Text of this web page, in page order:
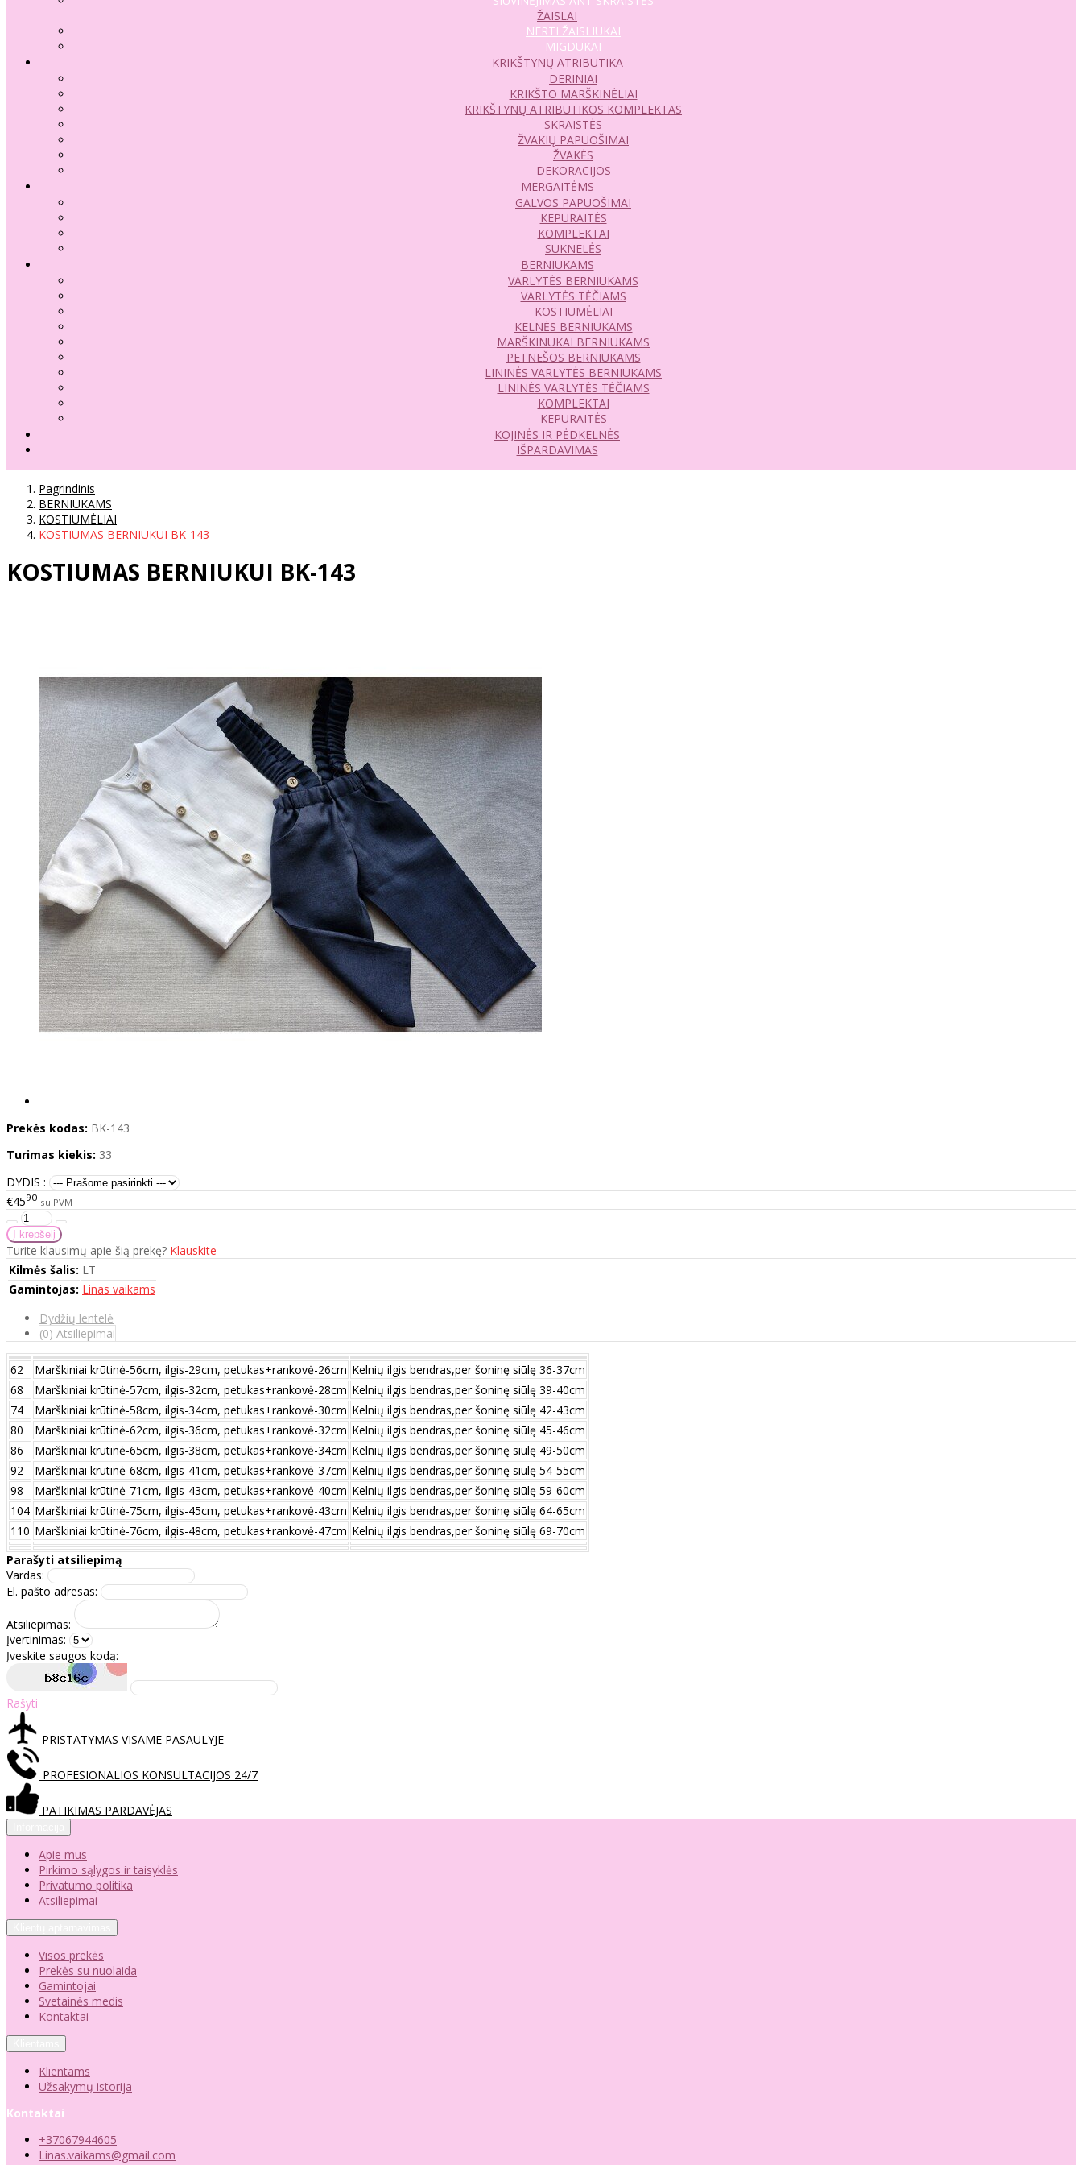
ŽAISLAI
NERTI ŽAISLIUKAI
MIGDUKAI
KRIKŠTYNŲ ATRIBUTIKA
DERINIAI
KRIKŠTO MARŠKINĖLIAI
KRIKŠTYNŲ ATRIBUTIKOS KOMPLEKTAS
SKRAISTĖS
ŽVAKIŲ PAPUOŠIMAI
ŽVAKĖS
DEKORACIJOS
MERGAITĖMS
GALVOS PAPUOŠIMAI
KEPURAITĖS
KOMPLEKTAI
SUKNELĖS
BERNIUKAMS
VARLYTĖS BERNIUKAMS
VARLYTĖS TĖČIAMS
KOSTIUMĖLIAI
KELNĖS BERNIUKAMS
MARŠKINUKAI BERNIUKAMS
PETNEŠOS BERNIUKAMS
LININĖS VARLYTĖS BERNIUKAMS
LININĖS VARLYTĖS TĖČIAMS
KOMPLEKTAI
KEPURAITĖS
KOJINĖS IR PĖDKELNĖS
IŠPARDAVIMAS
Pagrindinis
BERNIUKAMS
KOSTIUMĖLIAI
KOSTIUMAS BERNIUKUI BK-143
KOSTIUMAS BERNIUKUI BK-143
Prekės kodas: BK-143
Turimas kiekis: 33
DYDIS :
€4590 su PVM
Turite klausimų apie šią prekę? Klauskite
Kilmės šalis: LT
Gamintojas: Linas vaikams
Dydžių lentelė
(0) Atsiliepimai
62 Marškiniai krūtinė-56cm, ilgis-29cm, petukas+rankovė-26cm Kelnių ilgis bendras,per šoninę siūlę 36-37cm
68
Marškiniai krūtinė-57cm, ilgis-32cm, petukas+rankovė-28cm Kelnių ilgis bendras,per šoninę siūlę 39-40cm
74
Marškiniai krūtinė-58cm, ilgis-34cm, petukas+rankovė-30cm Kelnių ilgis bendras,per šoninę siūlę 42-43cm
80
Marškiniai krūtinė-62cm, ilgis-36cm, petukas+rankovė-32cm Kelnių ilgis bendras,per šoninę siūlę 45-46cm
86
Marškiniai krūtinė-65cm, ilgis-38cm, petukas+rankovė-34cm Kelnių ilgis bendras,per šoninę siūlę 49-50cm
92
Marškiniai krūtinė-68cm, ilgis-41cm, petukas+rankovė-37cm Kelnių ilgis bendras,per šoninę siūlę 54-55cm
98
Marškiniai krūtinė-71cm, ilgis-43cm, petukas+rankovė-40cm Kelnių ilgis bendras,per šoninę siūlę 59-60cm
104 Marškiniai krūtinė-75cm, ilgis-45cm, petukas+rankovė-43cm Kelnių ilgis bendras,per šoninę siūlę 64-65cm
110 Marškiniai krūtinė-76cm, ilgis-48cm, petukas+rankovė-47cm Kelnių ilgis bendras,per šoninę siūlę 69-70cm
Parašyti atsiliepimą
Vardas:
El. pašto adresas:
Atsiliepimas:
Įvertinimas:
Įveskite saugos kodą:
Rašyti
PRISTATYMAS VISAME PASAULYJE
PROFESIONALIOS KONSULTACIJOS 24/7
PATIKIMAS PARDAVĖJAS
Apie mus
Pirkimo sąlygos ir taisyklės
Privatumo politika
Atsiliepimai
Visos prekės
Prekės su nuolaida
Gamintojai
Svetainės medis
Kontaktai
Klientams
Užsakymų istorija
Kontaktai
+37067944605
Linas.vaikams@gmail.com